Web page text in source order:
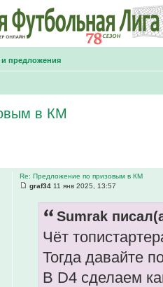
предложения
в КМ
Re: Предложение по призовым в КМ
graf34 11 янв 2025, 13:57
Sumrak
Чёт
Тогда давайте
В D4 сделаем